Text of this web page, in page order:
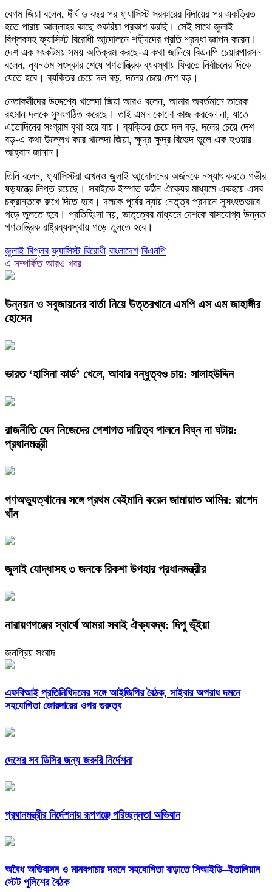
বেগম জিয়া বলেন, দীর্ঘ ৬ বছর পর ফ্যাসিস্ট সরকারের বিদায়ের পর একত্রিত
হতে পারায় আল্লাহর কাছে শুকরিয়া প্রকাশ করছি। সেই সাথে জুলাই
বিপ্লবসহ ফ্যাসিস্ট বিরোধী আন্দোলনে শহীদদের প্রতি শ্রদ্ধা জ্ঞাপন করেন।
দেশ এক সংকটময় সময় অতিক্রম করছে-এ কথা জানিয়ে বিএনপি চেয়ারপারসন
বলেন, ন্যূনতম সংস্কার শেষে গণতান্ত্রিক ব্যবস্থায় ফিরতে নির্বাচনের দিকে
যেতে হবে। ব্যক্তির চেয়ে দল বড়, দলের চেয়ে দেশ বড়।
নেতাকর্মীদের উদ্দেশ্যে খালেদা জিয়া আরও বলেন, আমার অবর্তমানে তারেক
রহমান দলকে সুসংগঠিত করেছে। তাই এমন কোনো কাজ করবেন না, যাতে
এতোদিনের সংগ্রাম বৃথা হয়ে যায়। ব্যক্তির চেয়ে দল বড়, দলের চেয়ে দেশ
বড়-এ কথা উল্লেখ করে খালেদা জিয়া, ক্ষুদ্র ক্ষুদ্র বিভেদ ভুলে এক হওয়ার
আহ্বান জানান।
তিনি বলেন, ফ্যাসিস্টরা এখনও জুলাই আন্দোলনের অর্জনকে নস্যাৎ করতে গভীর
ষড়যন্ত্রে লিপ্ত রয়েছে। সবাইকে ইস্পাত কঠিন ঐক্যের মাধ্যমে একহয়ে এসব
চক্রান্তকে রুখে দিতে হবে। দলকে পূর্বের ন্যায় নেতৃত্ব প্রদানে সুসংহতভাবে
গড়ে তুলতে হবে। প্রতিহিংসা নয়, ভাতৃত্বের মাধ্যমে দেশকে বাসযোগ্য উন্নত
গণতান্ত্রিক রাষ্ট্রব্যবস্থায় গড়ে তুলতে হবে।
জুলাই বিপ্লব ফ্যাসিস্ট বিরোধী বাংলাদেশ বিএনপি
এ সম্পর্কিত আরও খবর
উন্নয়ন ও সবুজায়নের বার্তা নিয়ে উত্তরখানে এমপি এস এম জাহাঙ্গীর
হোসেন
ভারত ‘হাসিনা কার্ড’ খেলে, আবার বন্ধুত্বও চায়: সালাহউদ্দিন
রাজনীতি যেন নিজেদের পেশাগত দায়িত্ব পালনে বিঘ্ন না ঘটায়:
প্রধানমন্ত্রী
গণঅভ্যুত্থানের সঙ্গে প্রথম বেইমানি করেন জামায়াত আমির: রাশেদ
খাঁন
জুলাই যোদ্ধাসহ ৩ জনকে রিকশা উপহার প্রধানমন্ত্রীর
নারায়ণগঞ্জের স্বার্থে আমরা সবাই ঐক্যবদ্ধ: দিপু ভূঁইয়া
জনপ্রিয় সংবাদ
এফবিআই প্রতিনিধিদলের সঙ্গে আইজিপির বৈঠক, সাইবার অপরাধ দমনে
সহযোগিতা জোরদারের ওপর গুরুত্ব
দেশের সব ডিসির জন্য জরুরি নির্দেশনা
প্রধানমন্ত্রীর নির্দেশনায় রূপগঞ্জে পরিচ্ছন্নতা অভিযান
অবৈধ অভিবাসন ও মানবপাচার দমনে সহযোগিতা বাড়াতে সিআইডি–ইতালিয়ান
স্টেট পুলিশের বৈঠক